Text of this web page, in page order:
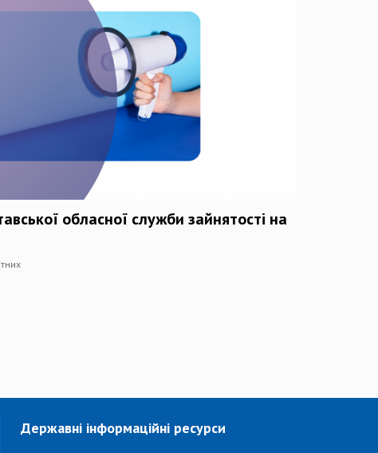
обласної служби зайнятості на
Державні інформаційні ресурси